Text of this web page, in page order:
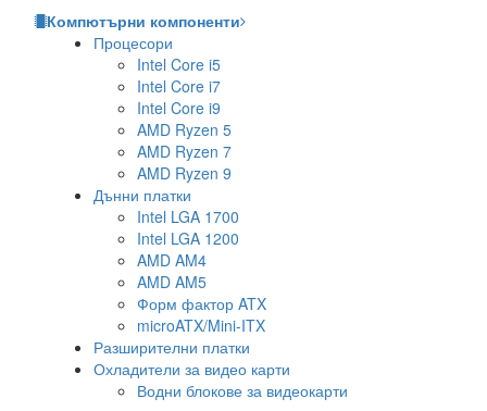
Компютърни компоненти
Процесори
Intel Core i5
Intel Core i7
Intel Core i9
AMD Ryzen 5
AMD Ryzen 7
AMD Ryzen 9
Дънни платки
Intel LGA 1700
Intel LGA 1200
AMD AM4
AMD AM5
Форм фактор ATX
microATX/Mini-ITX
Разширителни платки
Охладители за видео карти
Водни блокове за видеокарти